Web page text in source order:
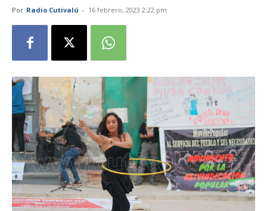
Por Radio Cutivalú - 16 febrero, 2023 2:22 pm